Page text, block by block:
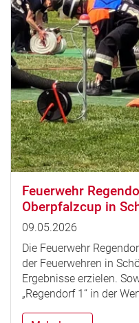
Feuerwehr
Oberpfalzcup in
09.05.2026
Die Feuerwehr
der Feuerwehren in
Ergebnisse erzielen.
„Regendorf 1“ in der